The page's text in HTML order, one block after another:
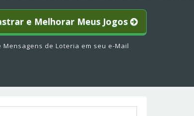
e Melhorar Meus Jogos
Mensagens de Loteria em seu e-Mail